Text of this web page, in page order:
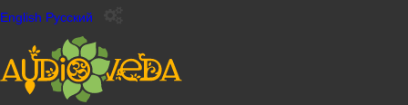
English Русский